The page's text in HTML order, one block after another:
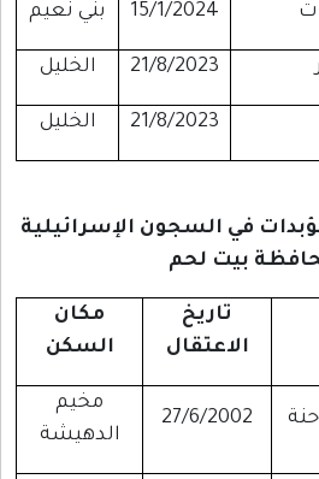
15/1/2024 بني نعيم
21/8/2023 الخليل
21/8/2023 الخليل
في السجون الإسرائيلية
بيت لحم
تاريخ
الاعتقال
مكان
السكن
27/6/2002
مخيم
الدهيشة